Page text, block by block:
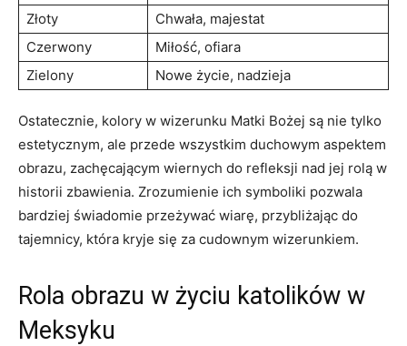
Złoty
Chwała, majestat
Czerwony
Miłość, ofiara
Zielony
Nowe życie, ⁣nadzieja
Ostatecznie, kolory w wizerunku Matki Bożej ‌są ​nie tylko
estetycznym, ‍ale przede wszystkim duchowym aspektem
obrazu, zachęcającym ​wiernych do refleksji nad jej rolą w
historii zbawienia. Zrozumienie ich symboliki ⁤pozwala
bardziej świadomie przeżywać wiarę, przybliżając do
tajemnicy, która kryje się za cudownym wizerunkiem.
Rola obrazu w życiu katolików w
Meksyku